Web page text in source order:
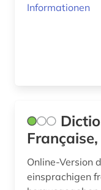
Informationen
Online-Version
einsprachigen